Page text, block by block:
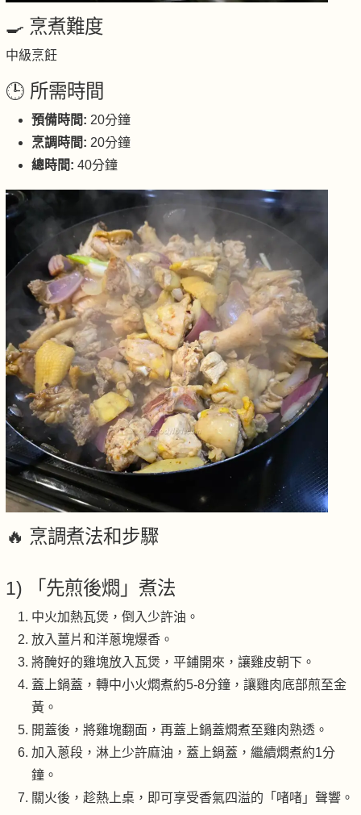
🍳 烹煮難度
中級烹飪
🕒 所需時間
預備時間: 20分鐘
烹調時間: 20分鐘
總時間: 40分鐘
🔥 烹調煮法和步驟
1) 「先煎後燜」煮法
中火加熱瓦煲，倒入少許油。
放入薑片和洋蔥塊爆香。
將醃好的雞塊放入瓦煲，平鋪開來，讓雞皮朝下。
蓋上鍋蓋，轉中小火燜煮約5-8分鐘，讓雞肉底部煎至金
黃。
開蓋後，將雞塊翻面，再蓋上鍋蓋燜煮至雞肉熟透。
加入蔥段，淋上少許麻油，蓋上鍋蓋，繼續燜煮約1分
鐘。
關火後，趁熱上桌，即可享受香氣四溢的「啫啫」聲響。